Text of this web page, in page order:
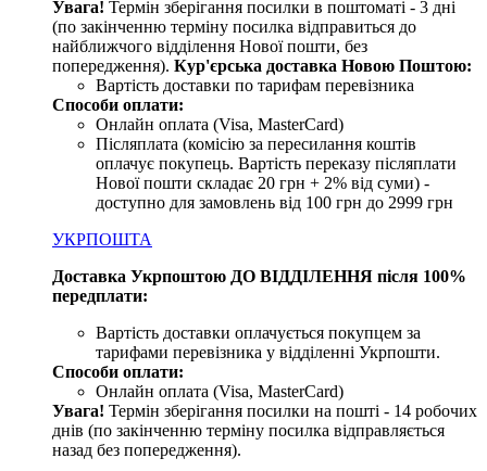
Увага! Термін зберігання посилки в поштоматі - 3 дні
(по закінченню терміну посилка відправиться до
найближчого відділення Нової пошти, без
попередження). Кур'єрська доставка Новою Поштою:
Вартість доставки по тарифам перевізника
Способи оплати:
Онлайн оплата (Visa, MasterCard)
Післяплата (комісію за пересилання коштів
оплачує покупець. Вартість переказу післяплати
Нової пошти складає 20 грн + 2% від суми) -
доступно для замовлень від 100 грн до 2999 грн
УКРПОШТА
Доставка Укрпоштою ДО ВІДДІЛЕННЯ після 100%
передплати:
Вартість доставки оплачується покупцем за
тарифами перевізника у відділенні Укрпошти.
Способи оплати:
Онлайн оплата (Visa, MasterCard)
Увага! Термін зберігання посилки на пошті - 14 робочих
днів (по закінченню терміну посилка відправляється
назад без попередження).